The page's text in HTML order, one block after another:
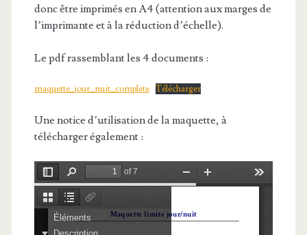
donc être imprimés en A4 (attention aux marges de
l’imprimante et à la réduction d’échelle).
Le pdf rassemblant les 4 documents :
maquette_jour_nuit_complete Télécharger
Une notice d’utilisation de la maquette, à
télécharger également :